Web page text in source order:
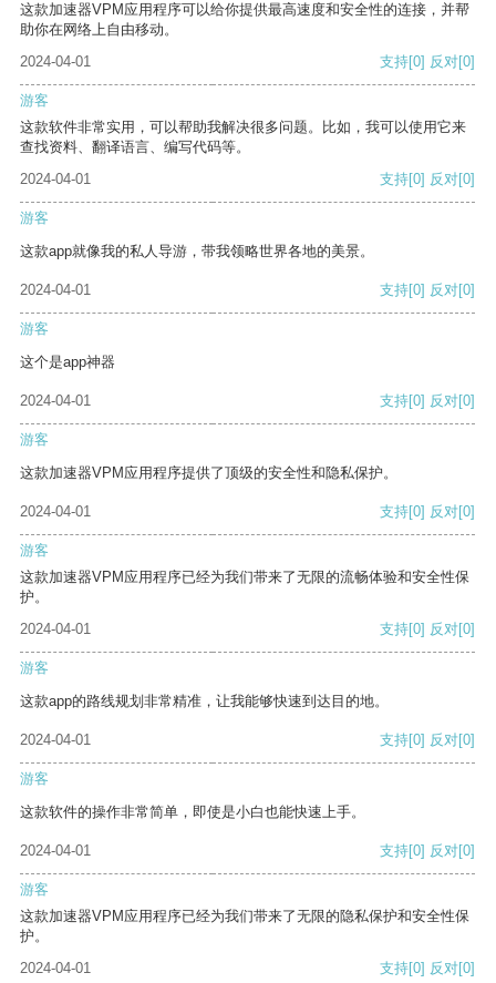
这款加速器VPM应用程序可以给你提供最高速度和安全性的连接，并帮
助你在网络上自由移动。
2024-04-01
支持[0] 反对[0]
游客
这款软件非常实用，可以帮助我解决很多问题。比如，我可以使用它来
查找资料、翻译语言、编写代码等。
2024-04-01
支持[0] 反对[0]
游客
这款app就像我的私人导游，带我领略世界各地的美景。
2024-04-01 支持[0] 反对[0]
游客
这个是app神器
2024-04-01 支持[0] 反对[0]
游客
这款加速器VPM应用程序提供了顶级的安全性和隐私保护。
2024-04-01 支持[0] 反对[0]
游客
这款加速器VPM应用程序已经为我们带来了无限的流畅体验和安全性保
护。
2024-04-01
支持[0] 反对[0]
游客
这款app的路线规划非常精准，让我能够快速到达目的地。
2024-04-01 支持[0] 反对[0]
游客
这款软件的操作非常简单，即使是小白也能快速上手。
2024-04-01 支持[0] 反对[0]
游客
这款加速器VPM应用程序已经为我们带来了无限的隐私保护和安全性保
护。
2024-04-01
支持[0] 反对[0]